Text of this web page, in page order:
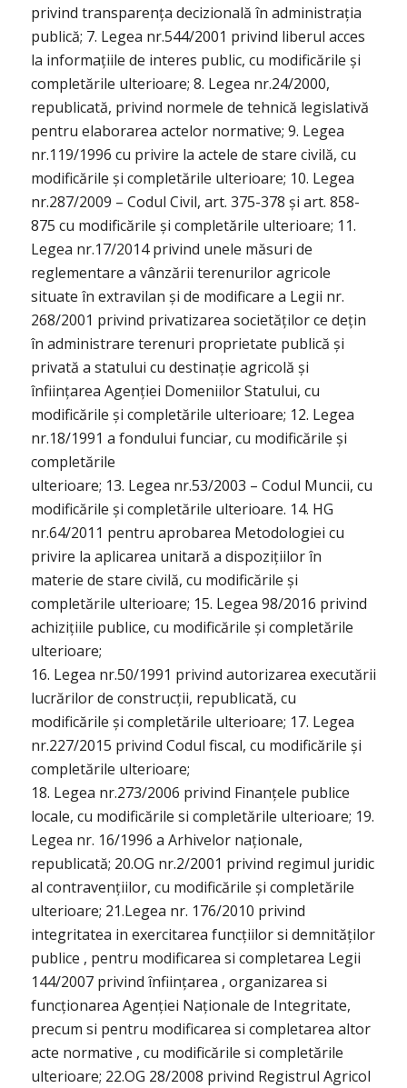
privind transparența decizională în administrația
publică; 7. Legea nr.544/2001 privind liberul acces
la informațiile de interes public, cu modificările și
completările ulterioare; 8. Legea nr.24/2000,
republicată, privind normele de tehnică legislativă
pentru elaborarea actelor normative; 9. Legea
nr.119/1996 cu privire la actele de stare civilă, cu
modificările și completările ulterioare; 10. Legea
nr.287/2009 – Codul Civil, art. 375-378 și art. 858-
875 cu modificările și completările ulterioare; 11.
Legea nr.17/2014 privind unele măsuri de
reglementare a vânzării terenurilor agricole
situate în extravilan și de modificare a Legii nr.
268/2001 privind privatizarea societăților ce dețin
în administrare terenuri proprietate publică și
privată a statului cu destinație agricolă și
înființarea Agenției Domeniilor Statului, cu
modificările și completările ulterioare; 12. Legea
nr.18/1991 a fondului funciar, cu modificările și
completările
ulterioare; 13. Legea nr.53/2003 – Codul Muncii, cu
modificările și completările ulterioare. 14. HG
nr.64/2011 pentru aprobarea Metodologiei cu
privire la aplicarea unitară a dispozițiilor în
materie de stare civilă, cu modificările și
completările ulterioare; 15. Legea 98/2016 privind
achizițiile publice, cu modificările și completările
ulterioare;
16. Legea nr.50/1991 privind autorizarea executării
lucrărilor de construcții, republicată, cu
modificările și completările ulterioare; 17. Legea
nr.227/2015 privind Codul fiscal, cu modificările și
completările ulterioare;
18. Legea nr.273/2006 privind Finanțele publice
locale, cu modificările si completările ulterioare; 19.
Legea nr. 16/1996 a Arhivelor naționale,
republicată; 20.OG nr.2/2001 privind regimul juridic
al contravențiilor, cu modificările și completările
ulterioare; 21.Legea nr. 176/2010 privind
integritatea in exercitarea funcțiilor si demnităților
publice , pentru modificarea si completarea Legii
144/2007 privind înființarea , organizarea si
funcționarea Agenției Naționale de Integritate,
precum si pentru modificarea si completarea altor
acte normative , cu modificările si completările
ulterioare; 22.OG 28/2008 privind Registrul Agricol